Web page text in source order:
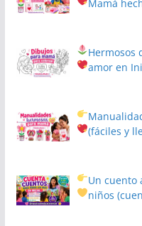
Mamá
Hermosos
amor en
(fáciles y
Un cuento
niños